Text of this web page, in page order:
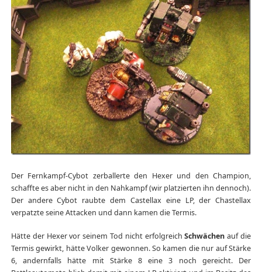
Der Fernkampf-Cybot zerballerte den Hexer und den Champion,
schaffte es aber nicht in den Nahkampf (wir platzierten ihn dennoch).
Der andere Cybot raubte dem Castellax eine LP, der Chastellax
verpatzte seine Attacken und dann kamen die Termis.
Hätte der Hexer vor seinem Tod nicht erfolgreichSchwächen auf die
Termis gewirkt, hätte Volker gewonnen. So kamen die nur auf Stärke
6, andernfalls hätte mit Stärke 8 eine 3 noch gereicht. Der